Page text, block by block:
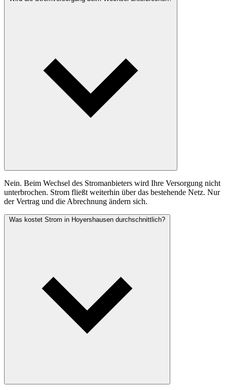
Nein. Beim Wechsel des Stromanbieters wird Ihre Versorgung nicht
unterbrochen. Strom fließt weiterhin über das bestehende Netz. Nur
der Vertrag und die Abrechnung ändern sich.
Was kostet Strom in Hoyershausen durchschnittlich?